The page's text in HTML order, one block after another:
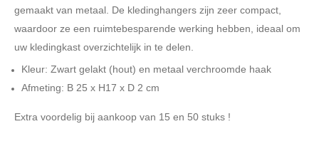
gemaakt van metaal. De kledinghangers zijn zeer compact,
waardoor ze een ruimtebesparende werking hebben, ideaal om
uw kledingkast overzichtelijk in te delen.
Kleur: Zwart gelakt (hout) en metaal verchroomde haak
Afmeting: B 25 x H17 x D 2 cm
Extra voordelig bij aankoop van 15 en 50 stuks !